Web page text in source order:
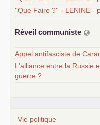
''Que Faire ?'' - LENINE -
Réveil communiste
Appel antifasciste de
L'alliance entre la Russie
guerre ?
Vie politique